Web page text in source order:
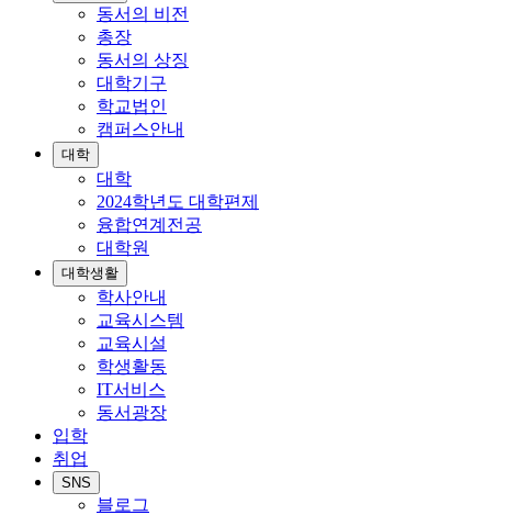
동서의 비전
총장
동서의 상징
대학기구
학교법인
캠퍼스안내
대학
대학
2024학년도 대학편제
융합연계전공
대학원
대학생활
학사안내
교육시스템
교육시설
학생활동
IT서비스
동서광장
입학
취업
SNS
블로그